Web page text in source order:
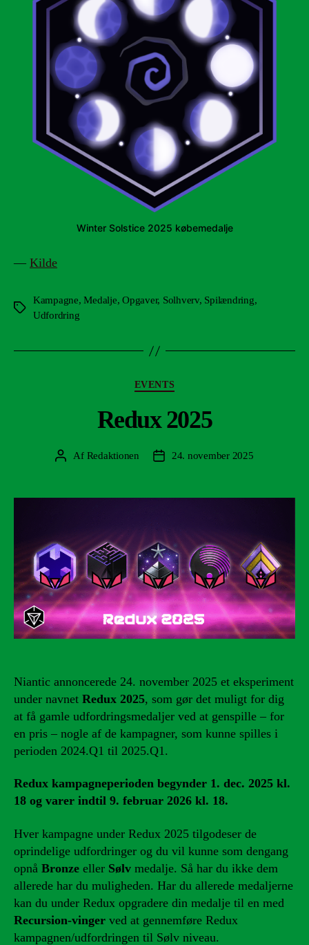
Winter Solstice 2025 købemedalje
— Kilde
Tags
Kampagne,Medalje,Opgaver, Solhverv, Spilændring,
Udfordring
Kategorier
EVENTS
Redux 2025
Indlægsforfatter
Af Redaktionen Indlægsdato
24. november 2025
Niantic annoncerede 24. november 2025 et eksperiment
under navnet Redux 2025, som gør det muligt for dig
at få gamle udfordringsmedaljer ved at genspille – for
en pris – nogle af de kampagner, som kunne spilles i
perioden 2024.Q1 til 2025.Q1.
Redux kampagneperioden begynder 1. dec. 2025 kl.
18 og varer indtil 9. februar 2026 kl. 18.
Hver kampagne under Redux 2025 tilgodeser de
oprindelige udfordringer og du vil kunne som dengang
opnå Bronze eller Sølv medalje. Så har du ikke dem
allerede har du muligheden. Har du allerede medaljerne
kan du under Redux opgradere din medalje til en med
Recursion-vinger ved at gennemføre Redux
kampagnen/udfordringen til Sølv niveau.